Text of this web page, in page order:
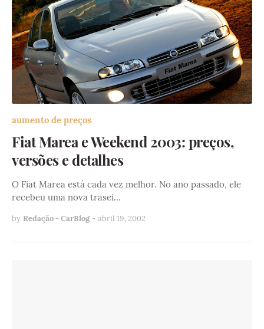
aumento de preços
Fiat Marea e Weekend 2003: preços,
versões e detalhes
O Fiat Marea está cada vez melhor. No ano passado, ele
recebeu uma nova trasei…
by Redação - CarBlog - abril 19, 2002